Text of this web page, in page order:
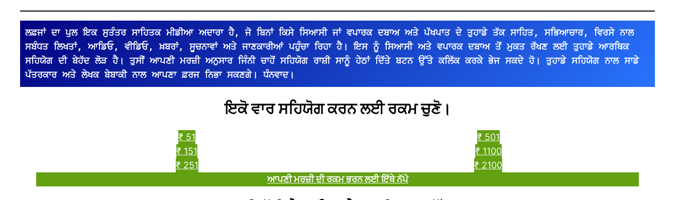
ਲਫ਼ਜਾਂ ਦਾ ਪੁਲ ਇਕ ਸੁਤੰਤਰ ਸਾਹਿਤਕ ਮੀਡੀਆ ਅਦਾਰਾ ਹੈ, ਜੋ ਬਿਨਾਂ ਕਿਸੇ ਸਿਆਸੀ ਜਾਂ ਵਪਾਰਕ ਦਬਾਅ ਅਤੇ ਪੱਖਪਾਤ ਦੇ ਤੁਹਾਡੇ ਤੱਕ ਸਾਹਿਤ, ਸਭਿਆਚਾਰ, ਵਿਰਸੇ ਨਾਲ
ਸਬੰਧਤ ਲਿਖਤਾਂ, ਆਡਿਓ, ਵੀਡਿਓ, ਖ਼ਬਰਾਂ, ਸੂਚਨਾਵਾਂ ਅਤੇ ਜਾਣਕਾਰੀਆਂ ਪਹੁੰਚਾ ਰਿਹਾ ਹੈ। ਇਸ ਨੂੰ ਸਿਆਸੀ ਅਤੇ ਵਪਾਰਕ ਦਬਾਅ ਤੋਂ ਮੁਕਤ ਰੱਖਣ ਲਈ ਤੁਹਾਡੇ ਆਰਥਿਕ
ਸਹਿਯੋਗ ਦੀ ਬੇਹੱਦ ਲੋੜ ਹੈ। ਤੁਸੀਂ ਆਪਣੀ ਮਰਜ਼ੀ ਅਨੁਸਾਰ ਜਿੰਨੀ ਚਾਹੋਂ ਸਹਿਯੋਗ ਰਾਸ਼ੀ ਸਾਨੂੰ ਹੇਠਾਂ ਦਿੱਤੇ ਬਟਨ ਉੱਤੇ ਕਲਿੱਕ ਕਰਕੇ ਭੇਜ ਸਕਦੇ ਹੋ। ਤੁਹਾਡੇ ਸਹਿਯੋਗ ਨਾਲ ਸਾਡੇ
ਪੱਤਰਕਾਰ ਅਤੇ ਲੇਖਕ ਬੇਬਾਕੀ ਨਾਲ ਆਪਣਾ ਫ਼ਰਜ ਨਿਭਾ ਸਕਣਗੇ। ਧੰਨਵਾਦ।
ਇਕੋ ਵਾਰ ਸਹਿਯੋਗ ਕਰਨ ਲਈ ਰਕਮ ਚੁਣੋ।
₹ 51
₹ 151
₹ 251
₹ 501
₹ 1100
₹ 2100
ਆਪਣੀ ਮਰਜ਼ੀ ਦੀ ਰਕਮ ਭਰਨ ਲਈ ਇੱਥੇ ਨੱਪੋ